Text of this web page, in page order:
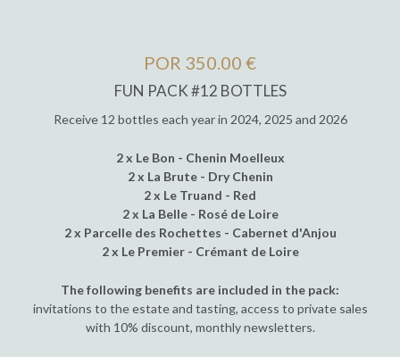
POR 350.00 €
FUN PACK #12 BOTTLES
Receive 12 bottles each year in 2024, 2025 and 2026
2 x Le Bon - Chenin Moelleux
2 x La Brute - Dry Chenin
2 x Le Truand - Red
2 x La Belle - Rosé de Loire
2 x Parcelle des Rochettes - Cabernet d'Anjou
2 x Le Premier - Crémant de Loire
The following benefits are included in the pack:
invitations to the estate and tasting, access to private sales
with 10% discount, monthly newsletters.